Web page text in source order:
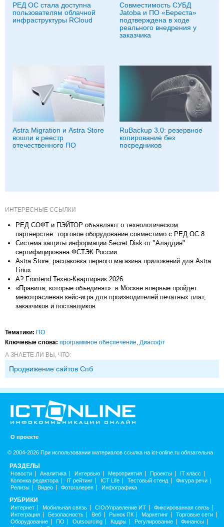
РЕД ОС стала доступна
пользователям облачной
инфраструктуры RCloud
Совместимость СУБД
Jatoba и ПО «Береста»
подтверждена в ходе
реального внедрения у
заказчика
Astra Migration и Astra Store
вошли в реестр
отечественного ПО
RuBackup 3.0: резервное
копирование без
посредников
ИНТЕРЕСНЫЕ ССЫЛКИ
РЕД СОФТ и ПЭЙТОР объявляют о технологическом
партнерстве: торговое оборудование совместимо с РЕД ОС 8
Система защиты информации Secret Disk от "Аладдин"
сертифицирована ФСТЭК России
Astra Store: распаковка первого магазина приложений для Astra
Linux
A?.Frontend Техно-Квартирник 2026
«Правила, которые объединят»: в Москве впервые пройдет
межотраслевая кейс-игра для производителей печатных плат,
заказчиков и поставщиков
Тематики: ПО
Ключевые слова: программное обеспечение, Диасофт
А ЗНАЕТЕ ЛИ ВЫ, ЧТО:
Продвижение сайтов Спб
О проекте
© 2004-2026 При использовании материалов ссылка на ict-online.ru обязательна
РАЗДЕЛЫ
Новости Аналитика Интервью Мероприятия Проекты
IT класс
Колонка редактора
IT рейтинг ICT Life Тестовый стенд
Фигура речи
Релизы
Видео Фотогалерея Инфографика
РУБРИКИ
Интернет Мобильная связь CIO/Управление ИТ
Фиксированная связь
Интеграция
Безопасность Веб Рынок ПК Маркетинг
Торговые сети
Оборудование
ПО Outsourcing Кадры Регулирование
Финансы